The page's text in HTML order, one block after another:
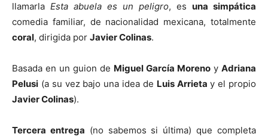
llamarla Esta abuela es un peligro, es una simpática
comedia familiar, de nacionalidad mexicana, totalmente
coral, dirigida por Javier Colinas.
Basada en un guion de Miguel García Moreno y Adriana
Pelusi (a su vez bajo una idea de Luis Arrieta y el propio
Javier Colinas).
Tercera entrega (no sabemos si última) que completa